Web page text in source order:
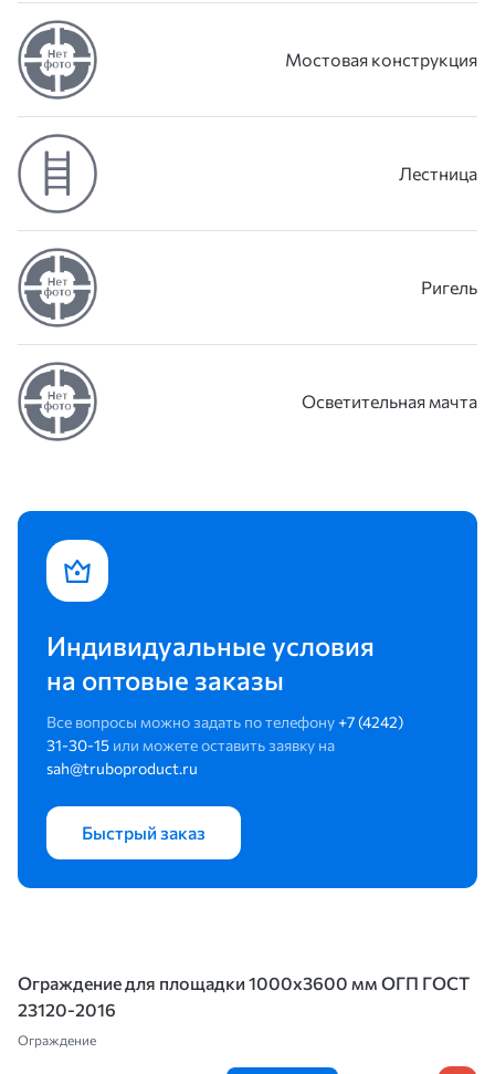
Мостовая конструкция
Лестница
Ригель
Осветительная мачта
Индивидуальные условия
на оптовые заказы
Все вопросы можно задать по телефону +7 (4242)
31-30-15 или можете оставить заявку на
sah@truboproduct.ru
Быстрый заказ
Ограждение для площадки 1000х3600 мм ОГП ГОСТ
23120-2016
Ограждение